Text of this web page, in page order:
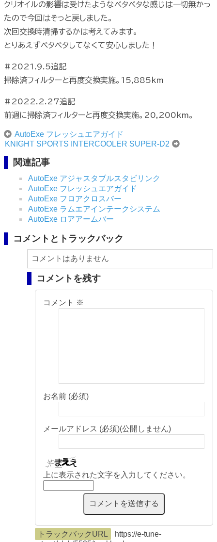
クリオイルの影響は受けたようなベタベタな感じは一切無かっ
たので今回はそっと戻しました。
次回交換時清掃するかは考えてみます。
とりあえずベタベタしてなくて安心しました！
#2021.9.5追記
掃除済フィルターと再度交換実施。15,885km
#2022.2.27追記
前週に掃除済フィルターと再度交換実施。20,200km。
AutoExe フレッシュエアガイド
KNIGHT SPORTS INTERCOOLER SUPER-D2
関連記事
AutoExe アジャスタブルスタビリンク
AutoExe フレッシュエアガイド
AutoExe フロアクロスバー
AutoExe ラムエアインテークシステム
AutoExe ロアアームバー
コメントとトラックバック
コメントはありません
コメントを残す
コメント ※
お名前 (必須)
メールアドレス (必須)(公開しません)
上に表示された文字を入力してください。
トラックバックURL
https://e-tune-